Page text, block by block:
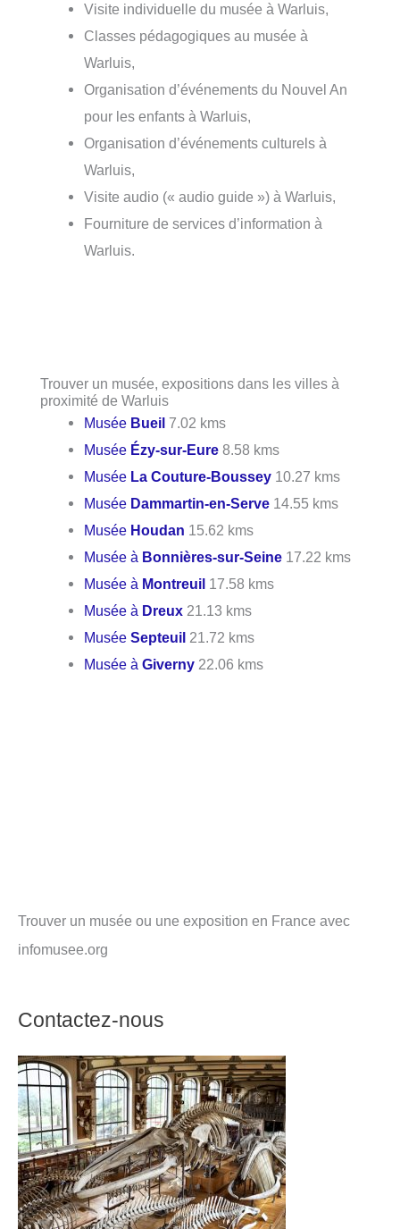
Visite individuelle du musée à Warluis,
Classes pédagogiques au musée à
Warluis,
Organisation d’événements du Nouvel An
pour les enfants à Warluis,
Organisation d’événements culturels à
Warluis,
Visite audio (« audio guide ») à Warluis,
Fourniture de services d’information à
Warluis.
Trouver un musée, expositions dans les villes à
proximité de Warluis
Musée Bueil 7.02 kms
Musée Ézy-sur-Eure 8.58 kms
Musée La Couture-Boussey 10.27 kms
Musée Dammartin-en-Serve 14.55 kms
Musée Houdan 15.62 kms
Musée à Bonnières-sur-Seine 17.22 kms
Musée à Montreuil 17.58 kms
Musée à Dreux 21.13 kms
MuséeSepteuil 21.72 kms
Musée àGiverny 22.06 kms
Trouver un musée ou une exposition en France avec
infomusee.org
Contactez-nous